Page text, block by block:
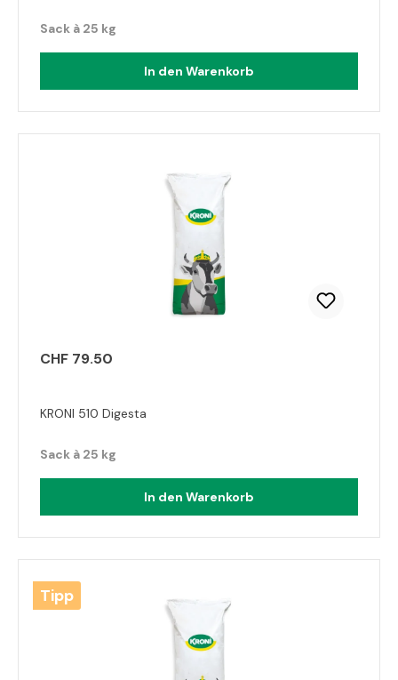
Sack à 25 kg
In den Warenkorb
CHF 79.50
KRONI 510 Digesta
Sack à 25 kg
In den Warenkorb
Tipp